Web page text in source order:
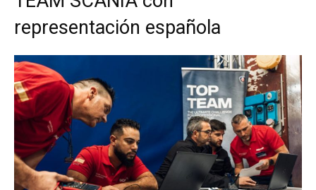
representación española